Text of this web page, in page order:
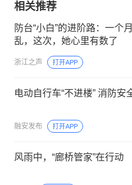
相关推荐
防台“小白”的进阶路：一个
乱，这次，她心里有数了
浙江之声 打开APP
电动自行车“不进楼” 消防安
融安发布 打开APP
风雨中，“廊桥管家”在行动